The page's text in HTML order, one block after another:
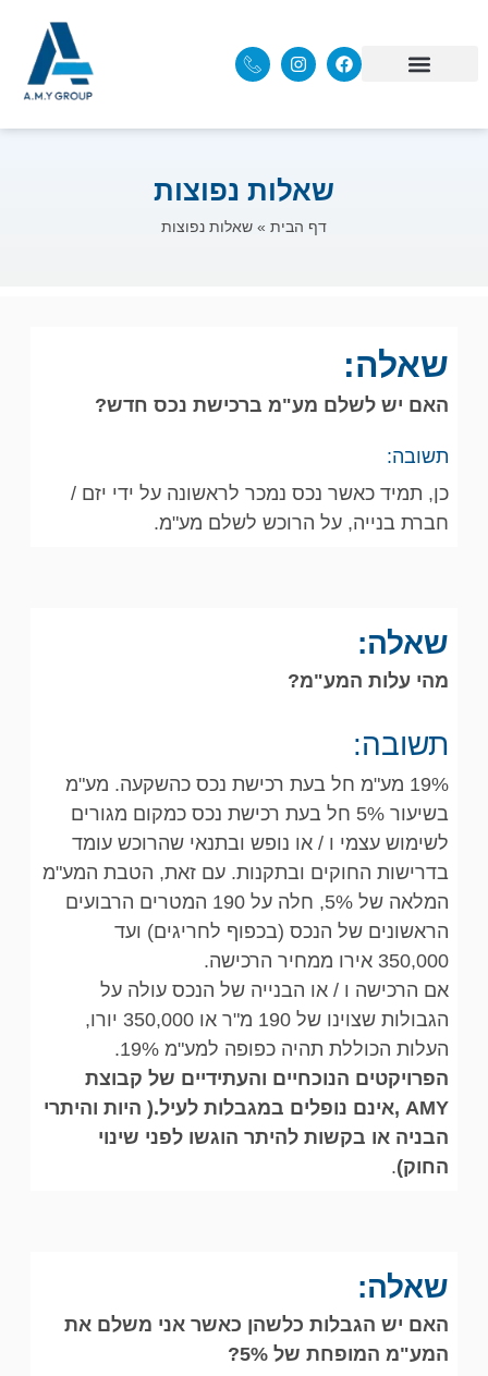
שאלות נפוצות
דף הבית » שאלות נפוצות
שאלה:
האם יש לשלם מע"מ ברכישת נכס חדש?
תשובה:
כן, תמיד כאשר נכס נמכר לראשונה על ידי יזם /
חברת בנייה, על הרוכש לשלם מע"מ.
שאלה:
מהי עלות המע"מ?
תשובה:
19% מע"מ חל בעת רכישת נכס כהשקעה. מע"מ
בשיעור 5% חל בעת רכישת נכס כמקום מגורים
לשימוש עצמי ו / או נופש ובתנאי שהרוכש עומד
בדרישות החוקים ובתקנות. עם זאת, הטבת המע"מ
המלאה של 5%, חלה על 190 המטרים הרבועים
הראשונים של הנכס (בכפוף לחריגים) ועד
350,000 אירו ממחיר הרכישה.
אם הרכישה ו / או הבנייה של הנכס עולה על
הגבולות שצוינו של 190 מ"ר או 350,000 יורו,
העלות הכוללת תהיה כפופה למע"מ 19%.
הפרויקטים הנוכחיים והעתידיים של קבוצת
AMY ,אינם נופלים במגבלות לעיל.( היות והיתרי
הבניה או בקשות להיתר הוגשו לפני שינוי
החוק).
שאלה:
האם יש הגבלות כלשהן כאשר אני משלם את
המע"מ המופחת של 5%?